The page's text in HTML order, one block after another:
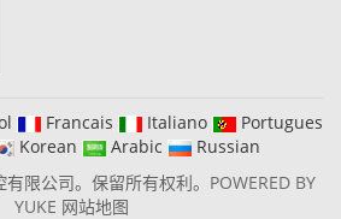
Francais Italiano
Portugues
Korean Arabic
Russian
限公司。保留所有权利。 POWERED BY
YUKE 网站地图